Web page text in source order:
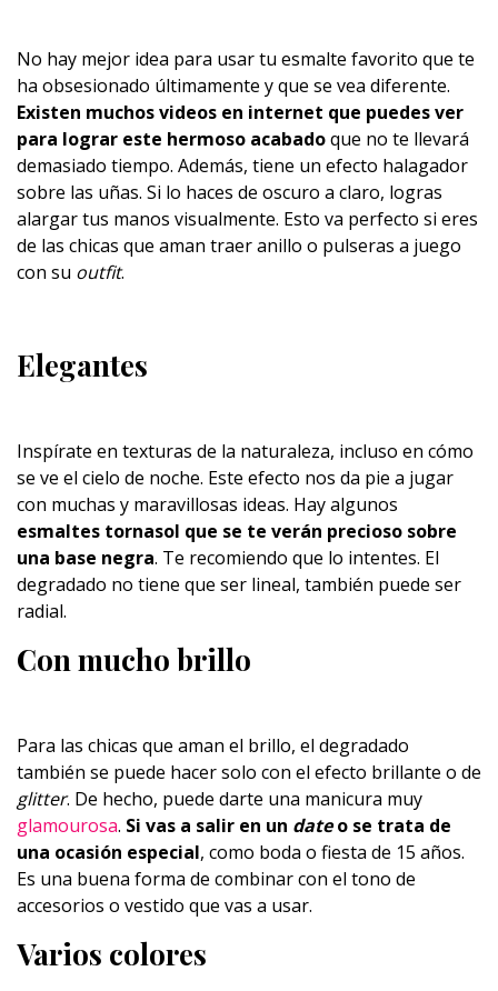
No hay mejor idea para usar tu esmalte favorito que te
ha obsesionado últimamente y que se vea diferente.
Existen muchos videos en internet que puedes ver
para lograr este hermoso acabadoque no te llevará
demasiado tiempo. Además, tiene un efecto halagador
sobre las uñas. Si lo haces de oscuro a claro, logras
alargar tus manos visualmente. Esto va perfecto si eres
de las chicas que aman traer anillo o pulseras a juego
con su outfit.
Elegantes
Inspírate en texturas de la naturaleza, incluso en cómo
se ve el cielo de noche. Este efecto nos da pie a jugar
con muchas y maravillosas ideas. Hay algunos
esmaltes tornasol que se te verán precioso sobre
una base negra. Te recomiendo que lo intentes. El
degradado no tiene que ser lineal, también puede ser
radial.
Con mucho brillo
Para las chicas que aman el brillo, el degradado
también se puede hacer solo con el efecto brillante o de
glitter. De hecho, puede darte una manicura muy
glamourosa. Si vas a salir en un dateo se trata de
una ocasión especial, como boda o fiesta de 15 años.
Es una buena forma de combinar con el tono de
accesorios o vestido que vas a usar.
Varios colores